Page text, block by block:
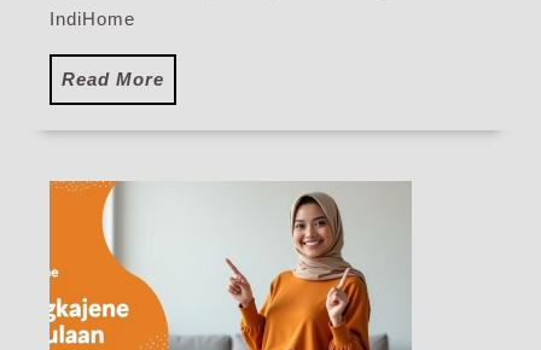
IndiHome
Read More
More